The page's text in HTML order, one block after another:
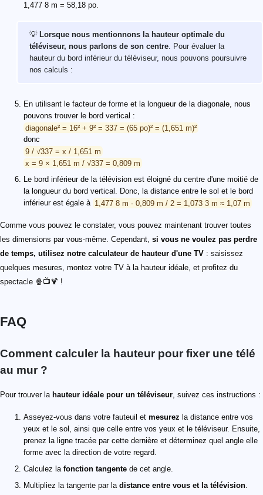
1,477 8 m = 58,18 po.
💡 Lorsque nous mentionnons la hauteur optimale du
téléviseur, nous parlons de son centre. Pour évaluer la
hauteur du bord inférieur du téléviseur, nous pouvons poursuivre
nos calculs :
En utilisant le facteur de forme et la longueur de la diagonale, nous
pouvons trouver le bord vertical :
diagonale² = 16² + 9² = 337 = (65 po)² = (1,651 m)²
donc
9 / √337 = x / 1,651 m
x = 9 × 1,651 m / √337 = 0,809 m
Le bord inférieur de la télévision est éloigné du centre d'une moitié de
la longueur du bord vertical. Donc, la distance entre le sol et le bord
inférieur est égale à 1,477 8 m - 0,809 m / 2 = 1,073 3 m ≈ 1,07 m
Comme vous pouvez le constater, vous pouvez maintenant trouver toutes
les dimensions par vous-même. Cependant, si vous ne voulez pas perdre
de temps, utilisez notre calculateur de hauteur d'une TV : saisissez
quelques mesures, montez votre TV à la hauteur idéale, et profitez du
spectacle 🍿📺🍹 !
FAQ
Comment calculer la hauteur pour fixer une télé
au mur ?
Pour trouver la hauteur idéale pour un téléviseur, suivez ces instructions :
Asseyez-vous dans votre fauteuil et mesurez la distance entre vos
yeux et le sol, ainsi que celle entre vos yeux et le téléviseur. Ensuite,
prenez la ligne tracée par cette dernière et déterminez quel angle elle
forme avec la direction de votre regard.
Calculez la fonction tangente de cet angle.
Multipliez la tangente par la distance entre vous et la télévision.